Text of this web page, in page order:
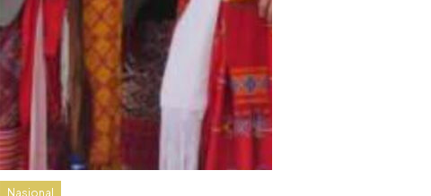
Nasional